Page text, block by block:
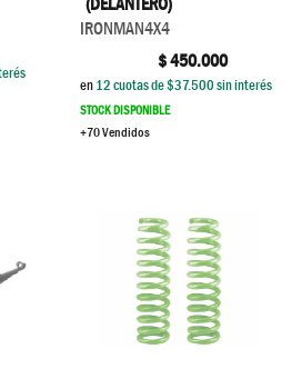
IRONMAN4X4
$450.000
en12cuotas de $37.500sin interés
STOCK DISPONIBLE
+70 Vendidos